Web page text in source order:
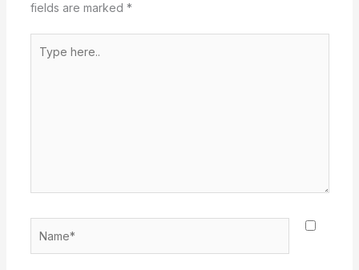
fields are marked *
here..